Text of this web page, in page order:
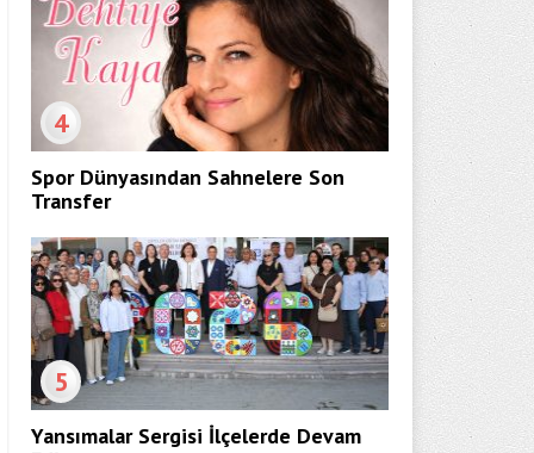
4
Spor Dünyasından Sahnelere Son
Transfer
5
Yansımalar Sergisi İlçelerde Devam